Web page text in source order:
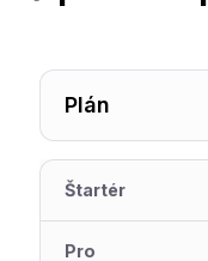
Plán
Štartér
Pro